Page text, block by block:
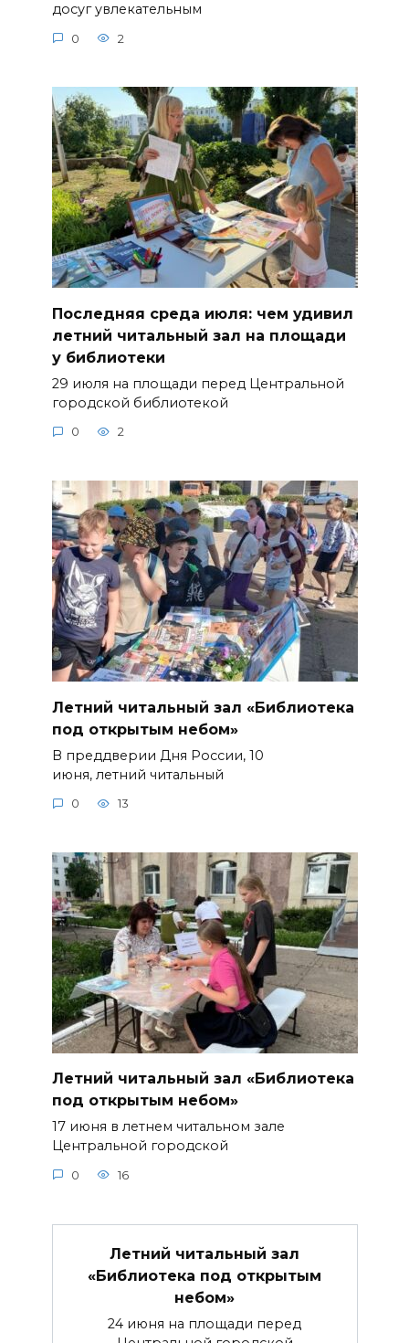
досуг увлекательным
0 2
Последняя среда июля: чем удивил
летний читальный зал на площади
у библиотеки
29 июля на площади перед Центральной
городской библиотекой
0 2
Летний читальный зал «Библиотека
под открытым небом»
В преддверии Дня России, 10
июня, летний читальный
0 13
Летний читальный зал «Библиотека
под открытым небом»
17 июня в летнем читальном зале
Центральной городской
0 16
Летний читальный зал
«Библиотека под открытым
небом»
24 июня на площади перед